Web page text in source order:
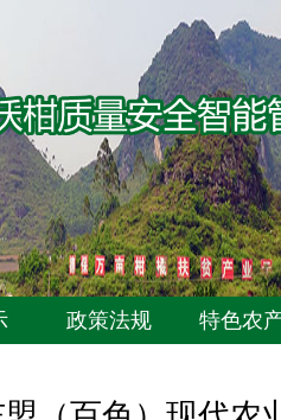
政策法规 特色农